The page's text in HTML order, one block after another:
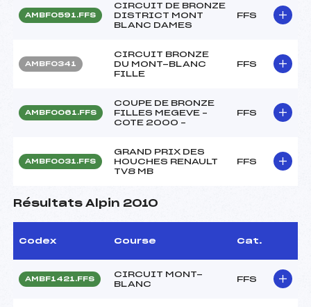
AMBF0591.FFS
CIRCUIT DE BRONZE
DISTRICT MONT
BLANC DAMES
FFS
AMBF0341
CIRCUIT BRONZE
DU MONT-BLANC
FILLE
FFS
AMBF0061.FFS
COUPE DE BRONZE
FILLES MEGEVE –
COTE 2000 –
FFS
AMBF0031.FFS
GRAND PRIX DES
HOUCHES RENAULT
TV8 MB
FFS
Résultats Alpin 2010
Codex Course Cat.
AMBF1421.FFS
CIRCUIT MONT-
BLANC
FFS